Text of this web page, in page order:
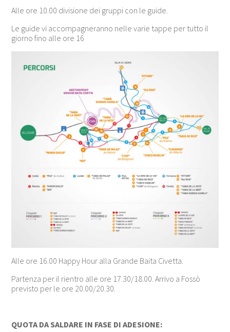
Alle ore 10.00 divisione dei gruppi con le guide.
Le guide vi accompagneranno nelle varie tappe per tutto il
giorno fino alle ore 16
Alle ore 16.00 Happy Hour alla Grande Baita Civetta.
Partenza per il rientro alle ore 17.30/18.00. Arrivo a Fossò
previsto per le ore 20.00/20.30.
QUOTA DA SALDARE IN FASE DI ADESIONE: